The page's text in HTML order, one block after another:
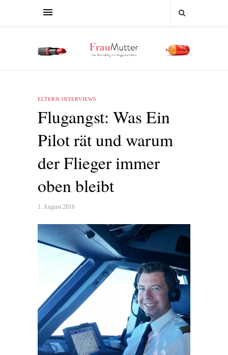
ELTERN INTERVIEWS
Flugangst: Was Ein
Pilot rät und warum
der Flieger immer
oben bleibt
1. August 2016